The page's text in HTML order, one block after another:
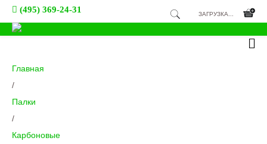
(495) 369-24-31 ЗАГРУЗКА...
Главная
/
Палки
/
Карбоновые